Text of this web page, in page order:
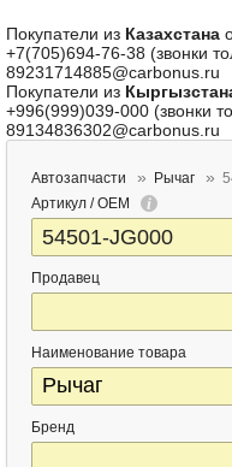
Покупатели из Казахстана
+7(705)694-76-38 (звонки
89231714885@carbonus.ru
Покупатели из
+996(999)039-000 (звонки
89134836302@carbonus.ru
Автозапчасти Рычаг
Артикул / OEM
Продавец
Наименование товара
Бренд